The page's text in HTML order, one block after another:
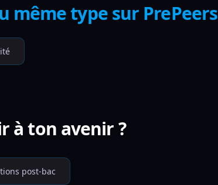
même type sur PrePeers
à ton avenir ?
post-bac